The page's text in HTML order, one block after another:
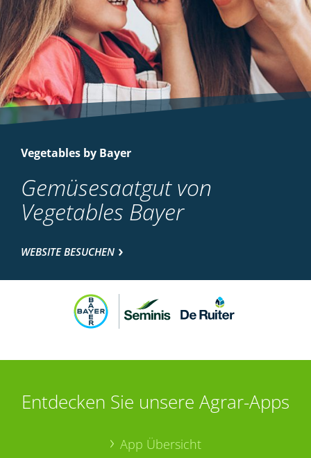
Vegetables by Bayer
Gemüsesaatgut von
Vegetables Bayer
WEBSITE BESUCHEN
Entdecken Sie unsere Agrar-Apps
App Übersicht